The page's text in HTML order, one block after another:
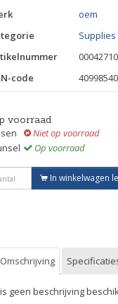
oem
Supplies
00042710
code
voorraad
Niet op voorraad
Op voorraad
In winkelwagen
Omschrijving
geen beschrijving